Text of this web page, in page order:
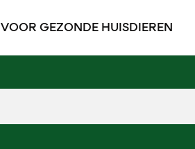
GEZONDE HUISDIEREN